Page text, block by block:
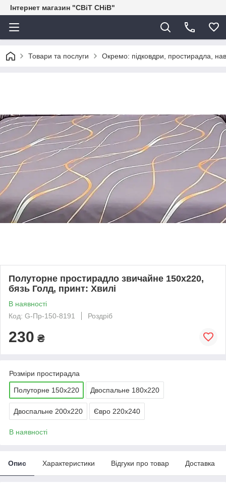
Інтернет магазин "СВіТ СНіВ"
Товари та послуги Окремо: підковдри, простирадла,
Полуторне простирадло звичайне 150х220,
бязь Голд, принт: Хвилі
В наявності
Код: G-Пр-150-8191
Роздріб
230 ₴
Розміри простирадла
Полуторне 150х220 Двоспальне 180х220
Двоспальне 200х220 Євро 220х240
В наявності
Опис Характеристики Відгуки про товар Доставка